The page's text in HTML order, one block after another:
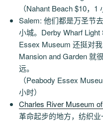
（Nahant Beach $10，1
Salem: 他们都是万圣节
小城。Derby Wharf
Essex Museum 还挺对
Mansion and Garden 就
远。
（Peabody Essex
小时）
Charles River Museum
革命起步的地方，纺织